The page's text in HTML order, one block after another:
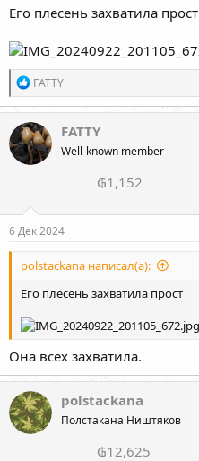
Его плесень захватила прост
Р
е
а
к
ц
и
и
FATTY
FATTY
Well-known member
₲1,152
6 Дек 2024
polstackana написал(а):
Его плесень захватила прост
Она всех захватила.
polstackana
Полстакана Ништяков
₲12,625